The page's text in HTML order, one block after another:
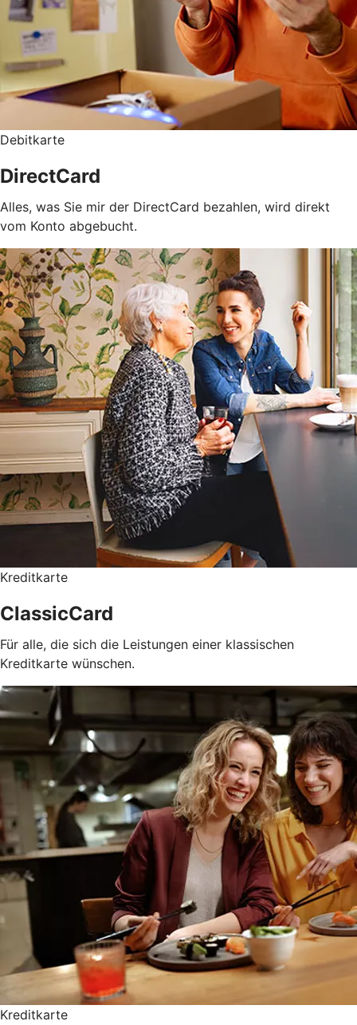
Debitkarte
DirectCard
Alles, was Sie mir der DirectCard bezahlen, wird direkt
vom Konto abgebucht.
Kreditkarte
ClassicCard
Für alle, die sich die Leistungen einer klassischen
Kreditkarte wünschen.
Kreditkarte